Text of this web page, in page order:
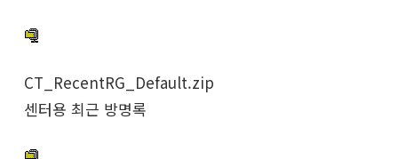
CT_RecentRG_Default.zip
센터용 최근 방명록